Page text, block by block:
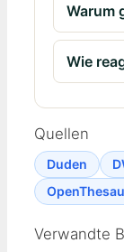
Warum
Wie
Quellen
Duden
Verwandte